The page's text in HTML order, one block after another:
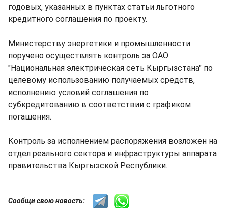
годовых, указанных в пунктах статьи льготного
кредитного соглашения по проекту.
Министерству энергетики и промышленности
поручено осуществлять контроль за ОАО
"Национальная электрическая сеть Кыргызстана" по
целевому использованию получаемых средств,
исполнению условий соглашения по
субкредитованию в соответствии с графиком
погашения.
Контроль за исполнением распоряжения возложен на
отдел реального сектора и инфраструктуры аппарата
правительства Кыргызской Республики.
Сообщи свою новость: